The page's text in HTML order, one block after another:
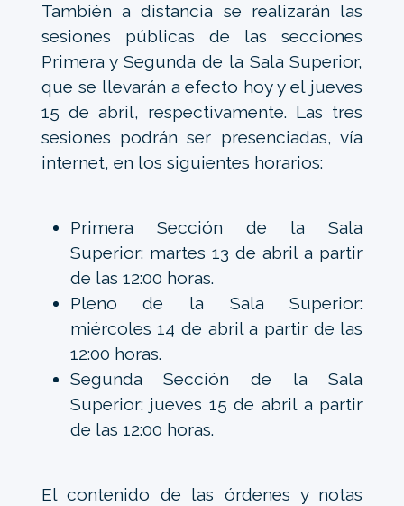
También a distancia se realizarán las
sesiones públicas de las secciones
Primera y Segunda de la Sala Superior,
que se llevarán a efecto hoy y el jueves
15 de abril, respectivamente. Las tres
sesiones podrán ser presenciadas, vía
internet, en los siguientes horarios:
Primera Sección de la Sala
Superior: martes 13 de abril a partir
de las 12:00 horas.
Pleno de la Sala Superior:
miércoles 14 de abril a partir de las
12:00 horas.
Segunda Sección de la Sala
Superior: jueves 15 de abril a partir
de las 12:00 horas.
El contenido de las órdenes y notas